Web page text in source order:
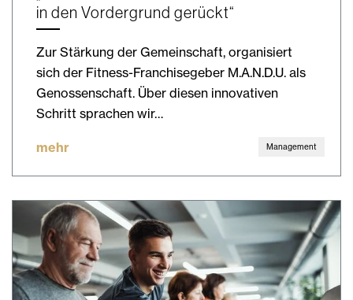
in den Vordergrund gerückt“
Zur Stärkung der Gemeinschaft, organisiert
sich der Fitness-Franchisegeber M.A.N.D.U. als
Genossenschaft. Über diesen innovativen
Schritt sprachen wir…
mehr Management